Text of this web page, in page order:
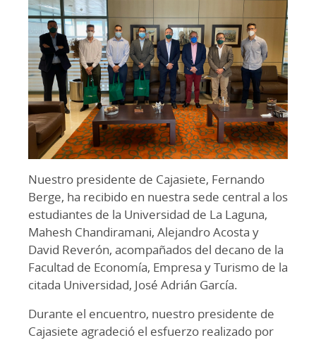
Nuestro presidente de Cajasiete, Fernando
Berge, ha recibido en nuestra sede central a los
estudiantes de la Universidad de La Laguna,
Mahesh Chandiramani, Alejandro Acosta y
David Reverón, acompañados del decano de la
Facultad de Economía, Empresa y Turismo de la
citada Universidad, José Adrián García.
Durante el encuentro, nuestro presidente de
Cajasiete agradeció el esfuerzo realizado por